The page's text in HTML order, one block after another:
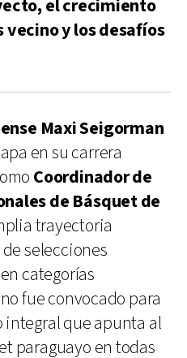
el crecimiento
vecino y los desafíos
Maxi Seigorman
en su carrera
Coordinador de
de Básquet de
trayectoria
selecciones
categorías
fue convocado para
integral que apunta al
paraguayo en todas